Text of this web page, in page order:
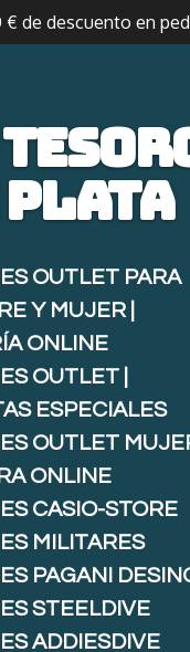
€ de descuento en
plata
OUTLET PARA
Y MUJER |
ONLINE
OUTLET |
ESPECIALES
OUTLET
ONLINE
CASIO-STORE
MILITARES
PAGANI
STEELDIVE
ADDIESDIVE